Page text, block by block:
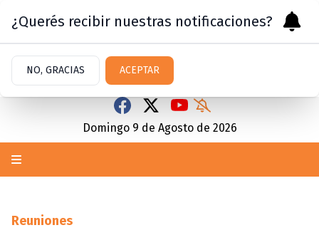
Domingo 9 de Agosto de 2026
Reuniones
¿Querés recibir nuestras notificaciones?
NO, GRACIAS ACEPTAR